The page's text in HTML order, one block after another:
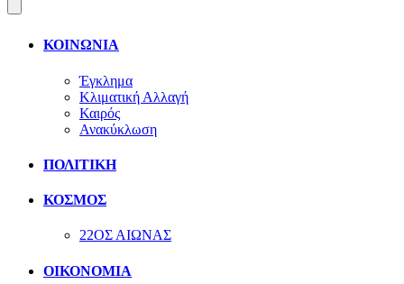
ΚΟΙΝΩΝΙΑ
Έγκλημα
Κλιματική Αλλαγή
Καιρός
Ανακύκλωση
ΠΟΛΙΤΙΚΗ
ΚΟΣΜΟΣ
22ΟΣ ΑΙΩΝΑΣ
ΟΙΚΟΝΟΜΙΑ